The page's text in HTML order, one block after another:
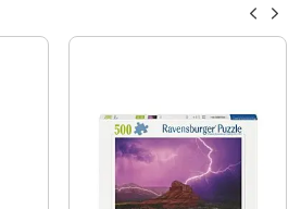
Ravensburger